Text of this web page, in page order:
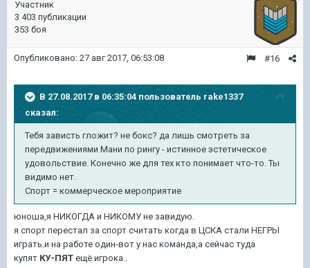
Участник
3 403 публикации
353 боя
#16
Опубликовано: 27 авг 2017, 06:53:08
В 27.08.2017 в 06:35:04 пользователь rake1337
сказал:
Тебя зависть гложит? не бокс? да лишь смотреть за
передвижениями Мани по рингу - истинное эстетическое
удовольствие. Конечно же для тех кто понимает что-то. Ты
видимо нет.
Спорт = коммерческое мероприятие
юноша,я НИКОГДА и НИКОМУ не завидую.
я спорт перестал за спорт считать когда в ЦСКА стали НЕГРЫ
играть.и на работе один-вот у нас команда,а сейчас туда
купят КУ-ПЯТ ещё игрока..